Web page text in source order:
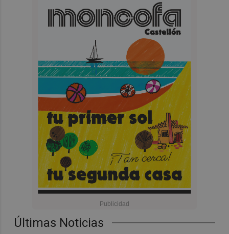
Últimas Noticias